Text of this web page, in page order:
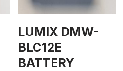
LUMIX DMW-
BLC12E
BATTERY